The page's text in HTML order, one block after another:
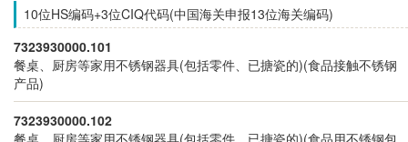
10位HS编码+3位CIQ代码(中国海关申报13位海关编码)
7323930000.101
餐桌、厨房等家用不锈钢器具(包括零件、已搪瓷的)(食品接触不锈钢
产品)
7323930000.102
餐桌、厨房等家用不锈钢器具(包括零件、已搪瓷的)(食品用不锈钢包